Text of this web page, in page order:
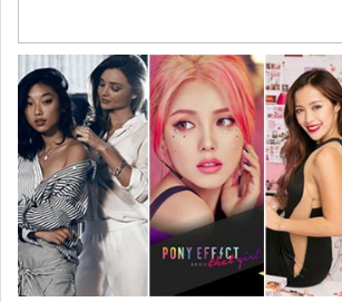
跟随电影去旅行：布拉格 在这里邂逅特工、寻找浪漫